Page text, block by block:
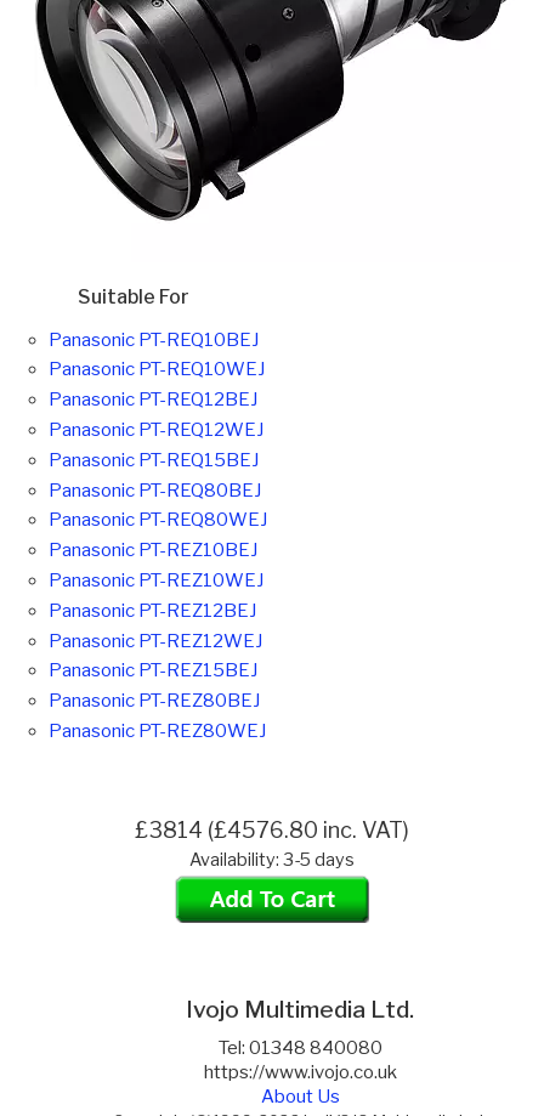
Suitable For
Panasonic PT-REQ10BEJ
Panasonic PT-REQ10WEJ
Panasonic PT-REQ12BEJ
Panasonic PT-REQ12WEJ
Panasonic PT-REQ15BEJ
Panasonic PT-REQ80BEJ
Panasonic PT-REQ80WEJ
Panasonic PT-REZ10BEJ
Panasonic PT-REZ10WEJ
Panasonic PT-REZ12BEJ
Panasonic PT-REZ12WEJ
Panasonic PT-REZ15BEJ
Panasonic PT-REZ80BEJ
Panasonic PT-REZ80WEJ
£3814 (£4576.80 inc. VAT)
Availability: 3-5 days
Ivojo Multimedia Ltd.
Tel: 01348 840080
https://www.ivojo.co.uk
About Us